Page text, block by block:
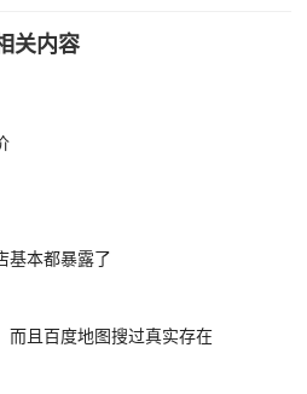
关内容
基本都暴露了
而且百度地图搜过真实存在